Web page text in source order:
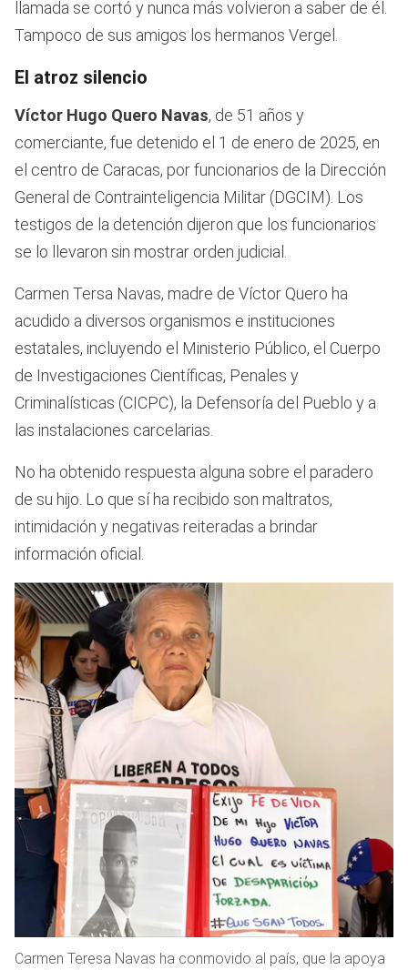
llamada se cortó y nunca más volvieron a saber de él.
Tampoco de sus amigos los hermanos Vergel.
El atroz silencio
Víctor Hugo Quero Navas, de 51 años y
comerciante, fue detenido el 1 de enero de 2025, en
el centro de Caracas, por funcionarios de la Dirección
General de Contrainteligencia Militar (DGCIM). Los
testigos de la detención dijeron que los funcionarios
se lo llevaron sin mostrar orden judicial.
Carmen Tersa Navas, madre de Víctor Quero ha
acudido a diversos organismos e instituciones
estatales, incluyendo el Ministerio Público, el Cuerpo
de Investigaciones Científicas, Penales y
Criminalísticas (CICPC), la Defensoría del Pueblo y a
las instalaciones carcelarias.
No ha obtenido respuesta alguna sobre el paradero
de su hijo. Lo que sí ha recibido son maltratos,
intimidación y negativas reiteradas a brindar
información oficial.
Carmen Teresa Navas ha conmovido al país, que la apoya